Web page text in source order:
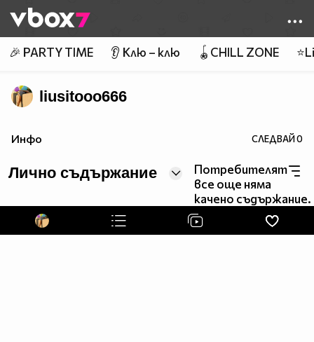
👾
🎉 PARTY TIME 👂 Клю – клю 🪀CHILL ZONE
liusitooo666
Инфо СЛЕДВАЙ0
Лично съдържание
Потребителят
все още няма
качено съдържание.